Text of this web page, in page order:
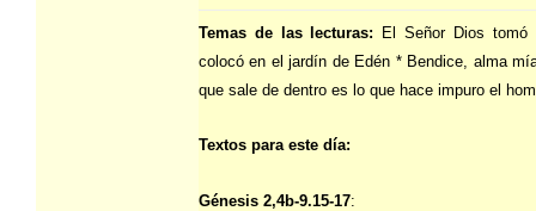
Temas de las lecturas:
El Señor Dios
colocó en el jardín de Edén * Bendice, alma
que sale de dentro es lo que hace impuro el
Textos para este día:
Génesis 2,4b-9.15-17: